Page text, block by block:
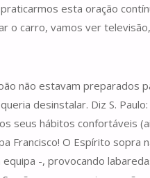
esta oração
o carro, vamos ver
não estavam preparados
desinstalar. Diz S.
seus hábitos confortáveis
Francisco! O Espírito
-, provocando